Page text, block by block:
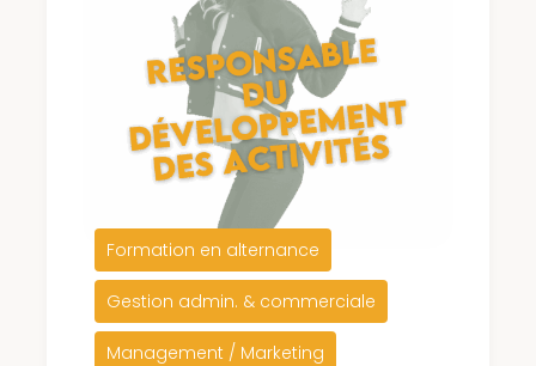
Formation en alternance
Gestion admin. & commerciale
Management / Marketing